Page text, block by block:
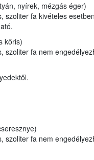
nyírek, mézgás éger)
szoliter fa kivételes
kőris)
szoliter fa nem
szoliter fa nem